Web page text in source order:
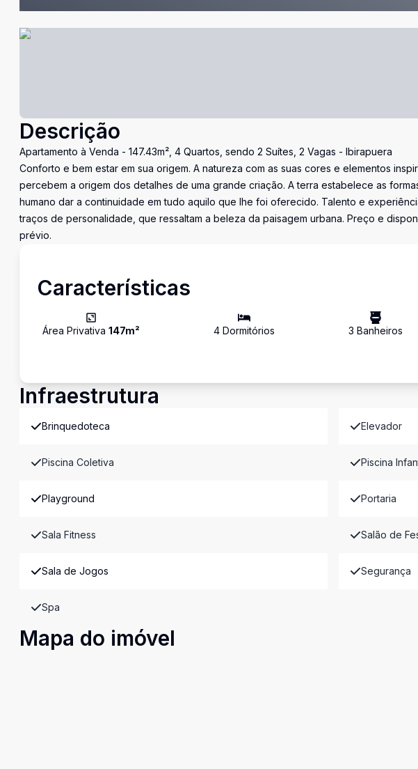
Descrição
Apartamento à Venda - 147.43m², 4 Quartos, sendo 2 Suítes, 2 Vagas - Ibirapuera
Conforto e bem estar em sua origem. A natureza com as suas cores e elementos
percebem a origem dos detalhes de uma grande criação. A terra estabelece as
humano dar a continuidade em tudo aquilo que lhe foi oferecido. Talento e
traços de personalidade, que ressaltam a beleza da paisagem urbana. Preço e
prévio.
Características
Área Privativa 147m² 4 Dormitórios 3 Banheiros
Infraestrutura
Brinquedoteca Elevador
Piscina Coletiva Piscina
Playground Portaria
Sala Fitness Salão de
Sala de Jogos Segurança
Spa
Mapa do imóvel